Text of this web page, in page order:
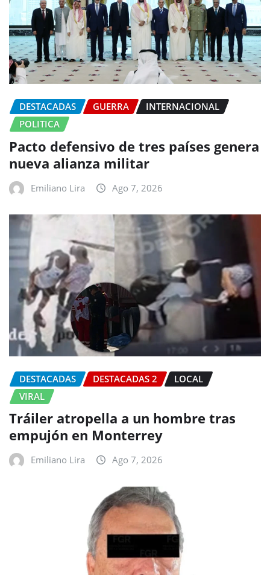
DESTACADAS GUERRA
INTERNACIONAL
POLITICA
Pacto defensivo de tres países genera
nueva alianza militar
Emiliano Lira Ago 7, 2026
DESTACADAS DESTACADAS 2
LOCAL
VIRAL
Tráiler atropella a un hombre tras
empujón en Monterrey
Emiliano Lira Ago 7, 2026